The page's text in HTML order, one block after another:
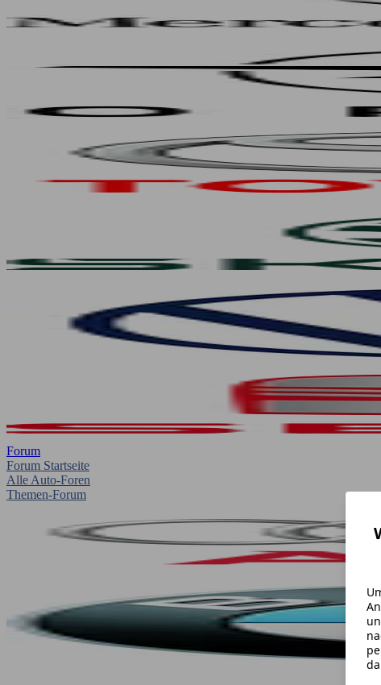
Forum
Forum Startseite
Alle Auto-Foren
Themen-Forum